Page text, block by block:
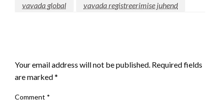
vavada global
vavada registreerimise juhend
Your email address will not be published. Required fields
are marked*
Comment *